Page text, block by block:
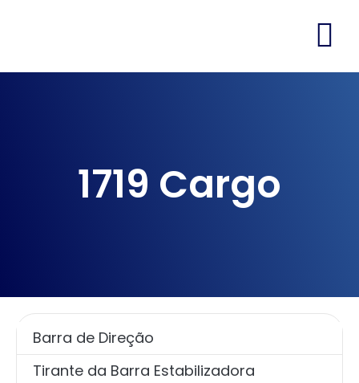
1719 Cargo
Barra de Direção
Tirante da Barra Estabilizadora